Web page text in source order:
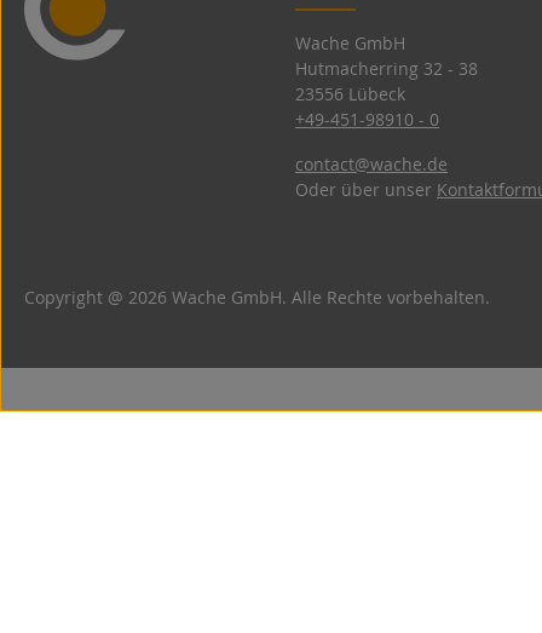
Wache GmbH
Hutmacherring 32 ­- 38
23556 Lübeck
+49-451-98910 - 0
contact@wache.de
Oder über unser
Copyright @ 2026 Wache GmbH. Alle Rechte vorbehalten.